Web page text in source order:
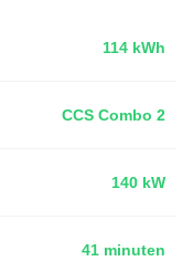
114 kWh
CCS Combo 2
140 kW
41 minuten